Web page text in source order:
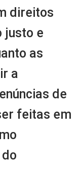
direitos
justo e
as
a
de
feitas em